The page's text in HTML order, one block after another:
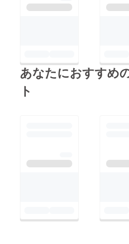
あなたにおすすめ
ト